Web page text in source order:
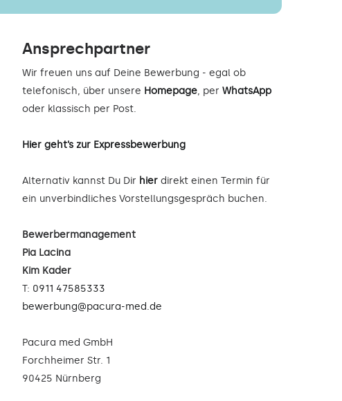
Ansprechpartner
Wir freuen uns auf Deine Bewerbung - egal ob
telefonisch, über unsere Homepage, per WhatsApp
oder klassisch per Post.
Hier geht’s zur Expressbewerbung
Alternativ kannst Du Dir hier direkt einen Termin für
ein unverbindliches Vorstellungsgespräch buchen.
Bewerbermanagement
Pia Lacina
Kim Kader
T: 0911 47585333
bewerbung@pacura-med.de
Pacura med GmbH
Forchheimer Str. 1
90425 Nürnberg